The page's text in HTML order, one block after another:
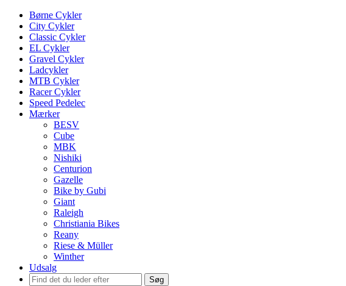
Børne Cykler
City Cykler
Classic Cykler
EL Cykler
Gravel Cykler
Ladcykler
MTB Cykler
Racer Cykler
Speed Pedelec
Mærker
BESV
Cube
MBK
Nishiki
Centurion
Gazelle
Bike by Gubi
Giant
Raleigh
Christiania Bikes
Reany
Riese & Müller
Winther
Udsalg
Søg